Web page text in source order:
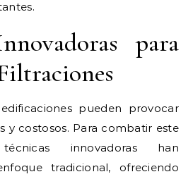
para
pueden provocar
y costosos. Para combatir este
innovadoras han
tradicional, ofreciendo